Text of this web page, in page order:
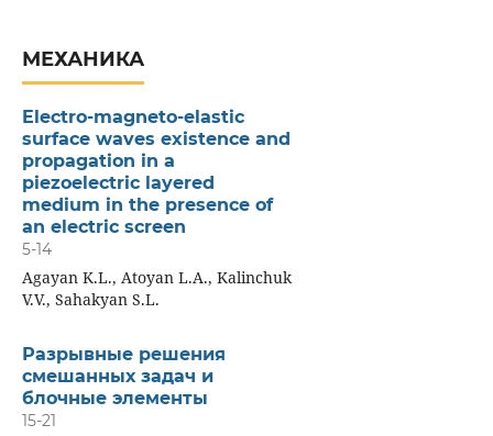
МЕХАНИКА
Electro-magneto-elastic
surface waves existence and
propagation in a
piezoelectric layered
medium in the presence of
an electric screen
5-14
Agayan K.L., Atoyan L.A., Kalinchuk
V.V., Sahakyan S.L.
Разрывные решения
смешанных задач и
блочные элементы
15-21